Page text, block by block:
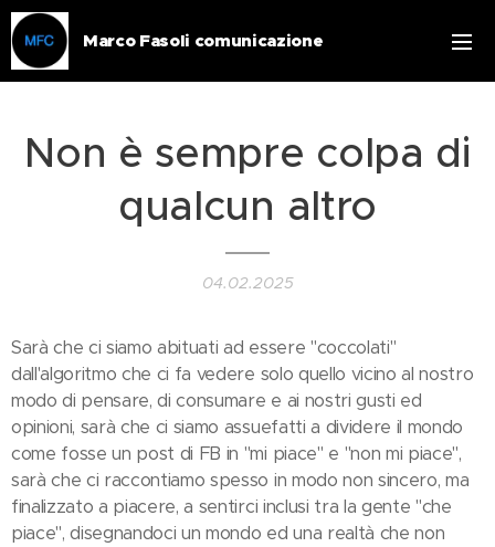
Marco Fasoli comunicazione
Non è sempre colpa di
qualcun altro
04.02.2025
Sarà che ci siamo abituati ad essere "coccolati"
dall'algoritmo che ci fa vedere solo quello vicino al nostro
modo di pensare, di consumare e ai nostri gusti ed
opinioni, sarà che ci siamo assuefatti a dividere il mondo
come fosse un post di FB in "mi piace" e "non mi piace",
sarà che ci raccontiamo spesso in modo non sincero, ma
finalizzato a piacere, a sentirci inclusi tra la gente "che
piace", disegnandoci un mondo ed una realtà che non